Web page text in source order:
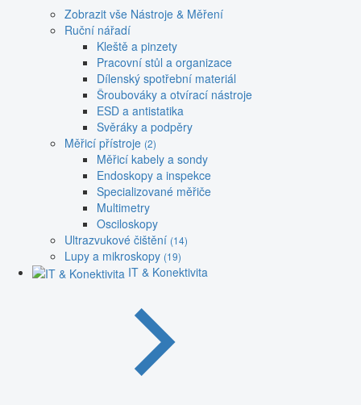
Zobrazit vše Nástroje & Měření
Ruční nářadí
Kleště a pinzety
Pracovní stůl a organizace
Dílenský spotřební materiál
Šroubováky a otvírací nástroje
ESD a antistatika
Svěráky a podpěry
Měřicí přístroje (2)
Měřicí kabely a sondy
Endoskopy a inspekce
Specializované měřiče
Multimetry
Osciloskopy
Ultrazvukové čištění (14)
Lupy a mikroskopy (19)
IT & Konektivita